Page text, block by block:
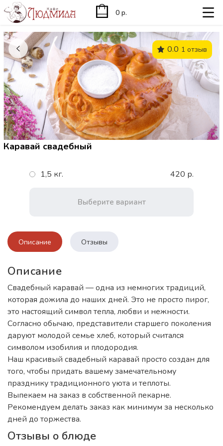
0.0 1 отзыв
Каравай свадебный
1,5 кг. 420 р.
Выберите вариант
Описание Отзывы
Описание
Свадебный каравай — одна из немногих традиций,
которая дожила до наших дней. Это не просто пирог,
это настоящий символ тепла, любви и нежности.
Согласно обычаю, представители старшего поколения
даруют молодой семье хлеб, который считался
символом изобилия и плодородия.
Наш красивый свадебный каравай просто создан для
того, чтобы придать вашему замечательному
празднику традиционного уюта и теплоты.
Выпекаем на заказ в собственной пекарне.
Рекомендуем делать заказ как минимум за несколько
дней до торжества.
Отзывы о блюде
0 р.